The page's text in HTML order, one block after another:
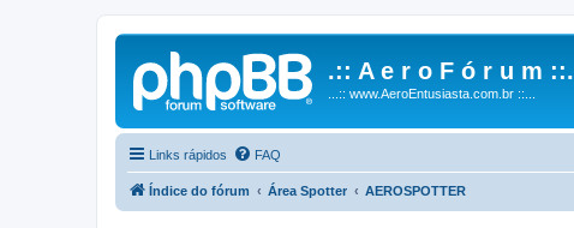
.:: A e r o F ó r u m ::.
...:: www.AeroEntusiasta.com.br ::...
Links rápidos FAQ
Índice do fórum Área Spotter AEROSPOTTER